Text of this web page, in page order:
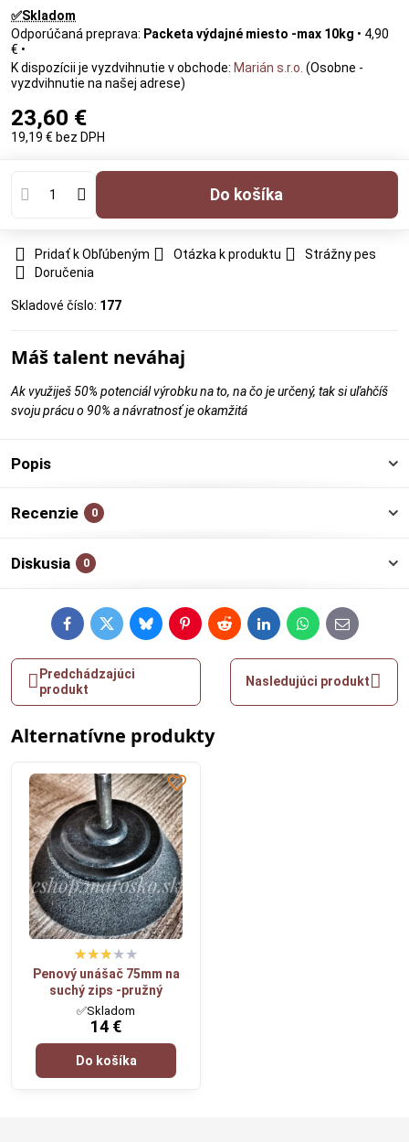
✅Skladom
Packeta výdajné miesto -max 10kg • 4,90
€ •
Marián s.r.o. (Osobne -
vyzdvihnutie na našej adrese)
23,60 €
19,19 € bez DPH
Do košíka
Pridať k Obľúbeným Otázka k produktu
Strážny pes
Doručenia
Skladové číslo: 177
Máš talent neváhaj
Ak využiješ 50% potenciál výrobku na to, na čo je určený, tak si uľahčíš
svoju prácu o 90% a návratnosť je okamžitá
Popis
Recenzie 0
Diskusia 0
FacebookTwitterBlueskyPinterestRedditLinkedInWhatsApp
E-
mail
Predchádzajúci
produkt
Nasledujúci produkt
Alternatívne produkty
Penový unášač 75mm na
suchý zips -pružný
✅Skladom
14 €
Do košíka